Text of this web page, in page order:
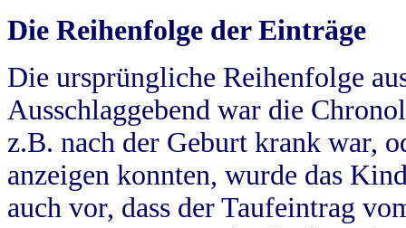
Die Reihenfolge der Einträge
Die ursprüngliche Reihenfolge
Ausschlaggebend war die
z.B. nach der Geburt krank war,
anzeigen konnten, wurde das
auch vor, dass der Taufeintrag